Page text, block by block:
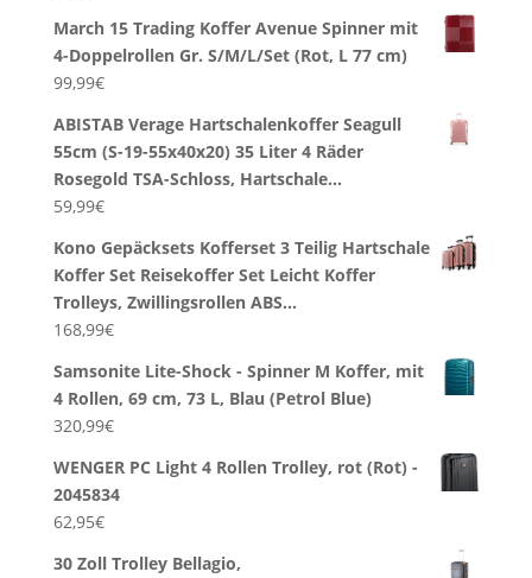
March 15 Trading Koffer Avenue Spinner mit
4-Doppelrollen Gr. S/M/L/Set (Rot, L 77 cm)
99,99€
ABISTAB Verage Hartschalenkoffer Seagull
55cm (S-19-55x40x20) 35 Liter 4 Räder
Rosegold TSA-Schloss, Hartschale…
59,99€
Kono Gepäcksets Kofferset 3 Teilig Hartschale
Koffer Set Reisekoffer Set Leicht Koffer
Trolleys, Zwillingsrollen ABS…
168,99€
Samsonite Lite-Shock - Spinner M Koffer, mit
4 Rollen, 69 cm, 73 L, Blau (Petrol Blue)
320,99€
WENGER PC Light 4 Rollen Trolley, rot (Rot) -
2045834
62,95€
30 Zoll Trolley Bellagio,